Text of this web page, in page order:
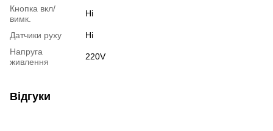
Кнопка вкл/
вимк.
Ні
Датчики руху
Ні
Напруга
живлення
220V
Відгуки